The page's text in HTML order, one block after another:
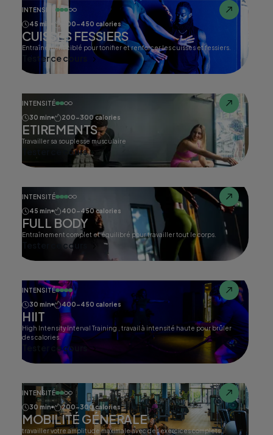
INTENSITÉ
45 min
400-450 calories
CUISSES FESSIERS
Entraînement ciblé pour tonifier et renforcer les cuisses et fessiers.
Tester ce cours
INTENSITÉ
30 min
200-300 calories
ETIREMENTS
Travailler sa souplesse musculaire
Tester ce cours
INTENSITÉ
45 min
400-450 calories
FULL BODY
Entraînement complet et équilibré pour travailler tout le corps.
Tester ce cours
INTENSITÉ
30 min
400-450 calories
HIIT
High Intensity Interval Training , travail à intensité haute pour brûler
des calories.
Tester ce cours
INTENSITÉ
30 min
200-300 calories
MOBILITÉ GÉNERALE
travailler votre amplitude maximale avec des exercices complets.